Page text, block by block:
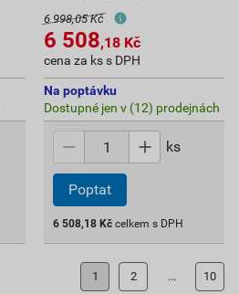
6 998,05 Kč
6 508,18 Kč
cena za ks s DPH
Na poptávku
Dostupné jen v (12) prodejnách
ks
Poptat
6 508,18 Kč celkem s DPH
1 2 ... 10